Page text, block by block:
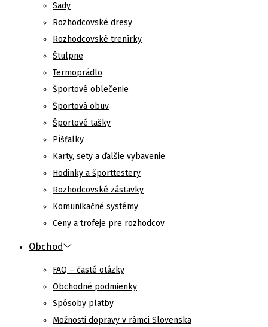
Sady
Rozhodcovské dresy
Rozhodcovské trenírky
Štulpne
Termoprádlo
Športové oblečenie
Športová obuv
Športové tašky
Píšťalky
Karty, sety a ďalšie vybavenie
Hodinky a športtestery
Rozhodcovské zástavky
Komunikačné systémy
Ceny a trofeje pre rozhodcov
Obchod
FAQ – časté otázky
Obchodné podmienky
Spôsoby platby
Možnosti dopravy v rámci Slovenska